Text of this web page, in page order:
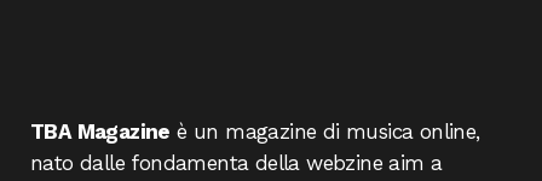
TBA Magazine è un magazine di musica online,
nato dalle fondamenta della webzine aim a